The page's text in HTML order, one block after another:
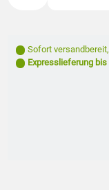
Sofort versandbereit,
Expresslieferung bis